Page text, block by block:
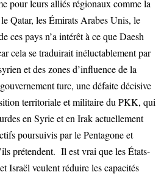
pour leurs alliés régionaux comme la
Qatar, les Émirats Arabes Unis, le
ces pays n’a intérêt à ce que Daesh
cela se traduirait inéluctablement par
et des zones d’influence de la
turc, une défaite décisive
territoriale et militaire du PKK, qui
en Syrie et en Irak actuellement
poursuivis par le Pentagone et
prétendent. Il est vrai que les États-
Israël veulent réduire les capacités